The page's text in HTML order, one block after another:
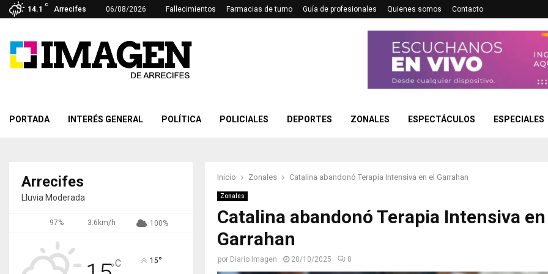
14.1
C
Arrecifes 06/08/2026 Fallecimientos Farmacias de turno Guía de profesionales Quienes somos Contacto
PORTADA INTERÉS GENERAL POLÍTICA POLICIALES DEPORTES ZONALES ESPECTÁCULOS ESPECIALES
Inicio Zonales Catalina abandonó Terapia Intensiva en el Garrahan
Zonales
Catalina abandonó Terapia Intensiva
Garrahan
por Diario Imagen 20/10/2025 0
Arrecifes
Lluvia Moderada
97% 3.6km/h 100%
°C 15°